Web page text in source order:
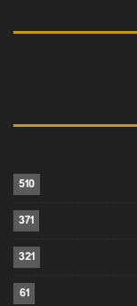
510
371
321
61